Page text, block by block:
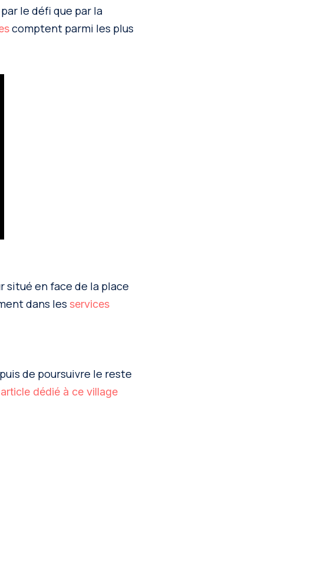
le défi que par la
comptent parmi les plus
situé en face de la place
dans les services
de poursuivre le reste
article dédié à ce village